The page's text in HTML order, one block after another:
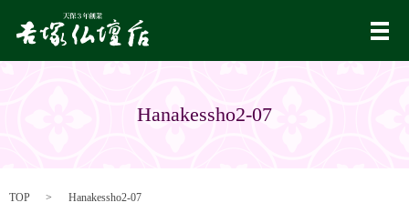
メ
Hanakessho2-07
TOP Hanakessho2-07